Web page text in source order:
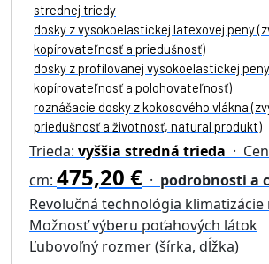
strednej triedy
dosky z vysokoelastickej latexovej peny
kopírovateľnosť a priedušnosť)
dosky z profilovanej vysokoelastickej peny
kopírovateľnosť a polohovateľnosť)
roznášacie dosky z kokosového vlákna
priedušnosť a životnosť, natural produkt)
Trieda: vyššia stredná trieda ·
cm: 475,20 € · podrobnosti a
Revolučná technológia klimatizácie
Možnosť výberu poťahových látok
Ľubovoľný rozmer (šírka, dĺžka)